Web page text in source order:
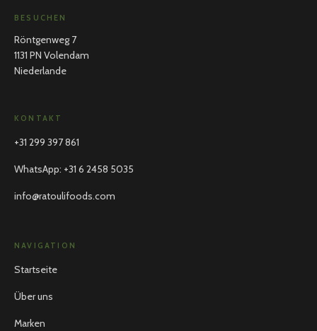
BESUCHEN
Röntgenweg 7
1131 PN Volendam
Niederlande
KONTAKT
+31 299 397 861
WhatsApp: +31 6 2458 5035
info@ratoulifoods.com
NAVIGATION
Startseite
Über uns
Marken